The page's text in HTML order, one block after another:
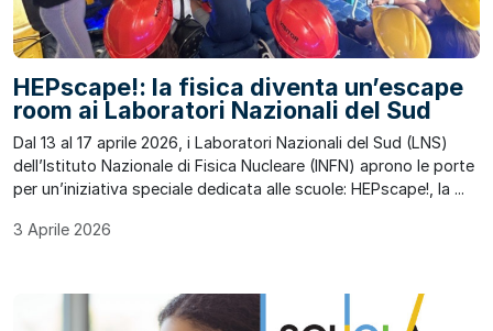
HEPscape!: la fisica diventa un’escape
room ai Laboratori Nazionali del Sud
Dal 13 al 17 aprile 2026, i Laboratori Nazionali del Sud (LNS)
dell’Istituto Nazionale di Fisica Nucleare (INFN) aprono le porte
per un’iniziativa speciale dedicata alle scuole: HEPscape!, la ...
3 Aprile 2026